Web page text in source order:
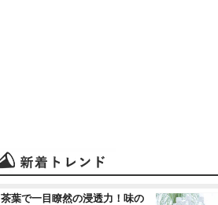
茶葉で一目瞭然の浸透力！味の